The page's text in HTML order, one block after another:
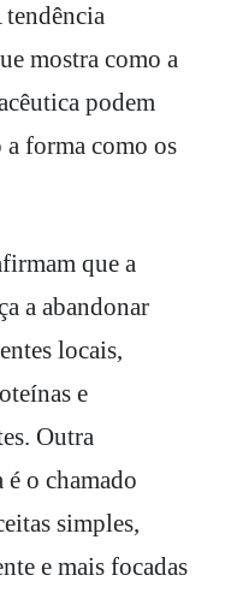
tendência
mostra como a
podem
a forma como os
que a
a abandonar
locais,
e
Outra
o chamado
simples,
e mais focadas